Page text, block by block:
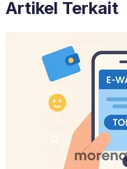
Artikel Terkait